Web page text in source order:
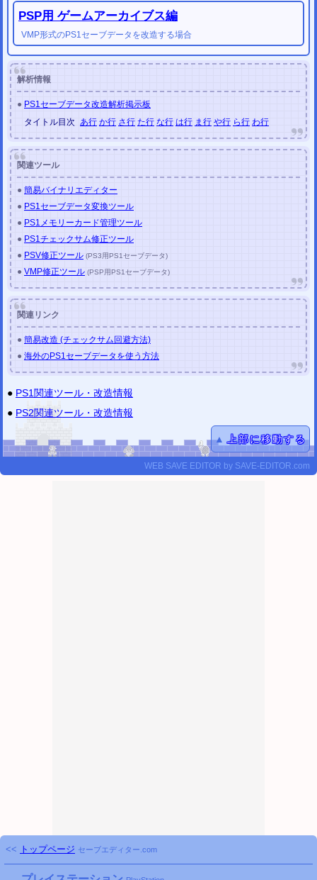
(改造補助ツール)
PS3 ラスト・オブ・アス セーブデータ 改造方法を公開しました。
2020/06/13
WiiVCセーブデータ変換ツール
PCゲーム セーブデータ変換ツールを公開しました。(改造補助ツール)
(隻狼 (SEKIRO) サイコブレイク2 ブラッドステインド ホロウナイト
エンター・ザ・ガンジョ
PCゲーム チェックサム修正ツール
バイオハザード6
JSONファイル編集ツールを公開しました。
JSONファイル整形ツールを公開しました。
2020/03/22
PCゲーム チェックサム修正ツール
PC ファイナルファンタジーVII チェックサム修正ツール
PC バイオハザード4 チェックサム修正ツール
2020/02/20
PC ファイナルファンタジーX HD チェックサム修正ツール
PS3セーブエディターを更新しました。
バイオハザード HD／0／4、ファイナルファンタジーX／X-2 に対応しました。
SFC チェックサム修正ツールを公開しました。
GBA チェックサム修正ツールを公開しました。
2020/02/13
を公開しました。
PSP用 ゲームアーカイブス編
VMP形式のPS1セーブデータを改造する場合
解析情報
● PS1セーブデータ改造解析掲示板
タイトル目次 あ行 か行 さ行 た行 な行 は行 ま行 や行 ら行 わ行
関連ツール
● 簡易バイナリエディター
● PS1セーブデータ変換ツール
● PS1メモリーカード管理ツール
● PS1チェックサム修正ツール
● PSV修正ツール (PS3用PS1セーブデータ)
● VMP修正ツール (PSP用PS1セーブデータ)
関連リンク
● 簡易改造 (チェックサム回避方法)
● 海外のPS1セーブデータを使う方法
● PS1関連ツール・改造情報
● PS2関連ツール・改造情報
▲ 上部に移動する
WEB SAVE EDITOR by SAVE-EDITOR.com
<< トップページ セーブエディター.com